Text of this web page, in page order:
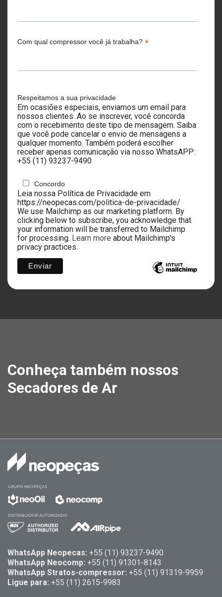
Com qual compressor você já trabalha? *
Respeitamos a sua privacidade
Em ocasiões especiais, enviamos um email para
nossos clientes. Ao se inscrever, você concorda
com o recebimento deste tipo de mensagem. Saiba
que você pode cancelar o envio de mensagens a
qualquer momento. Também poderá escolher
receber apenas comunicação via nosso WhatsAPP:
+55 ‪(11) 93237-9490
Concordo
Leia nossa Política de Privacidade em
https://neopecas.com/politica-de-privacidade/
We use Mailchimp as our marketing platform. By
clicking below to subscribe, you acknowledge that
your information will be transferred to Mailchimp
for processing. Learn more about Mailchimp's
privacy practices.
Conheça também nossos
Secadores de Ar
WhatsApp Neopecas: +55 ‪(11) 93237-9490
WhatsApp Neocomp: +55 (11) 91301-8143
WhatsApp Stratos-compressor: +55 (11) 91319-9959
Ligue para: +55 (11) 2615-9983